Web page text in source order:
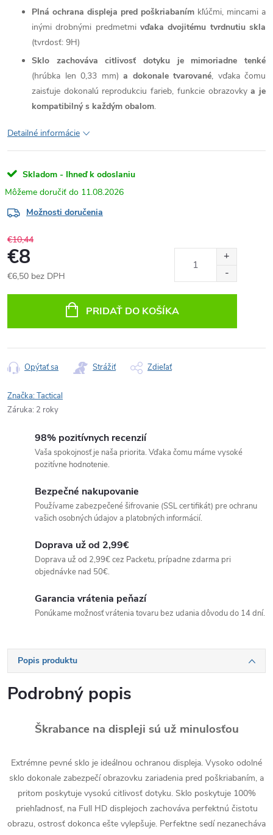
Plná ochrana displeja pred poškriabaním kľúčmi, mincami a
inými drobnými predmetmivďaka dvojitému tvrdnutiu skla
(tvrdosť: 9H)
Sklo zachováva citlivosť dotyku je mimoriadne tenké
(hrúbka len 0,33 mm) a dokonale tvarované, vďaka čomu
zaisťuje dokonalú reprodukciu farieb, funkcie obrazovkya je
kompatibilný s každým obalom.
Detailné informácie
Skladom - Ihneď k odoslaniu
11.08.2026
Možnosti doručenia
€10,44
€8
€6,50 bez DPH
PRIDAŤ DO KOŠÍKA
Opýtať sa Strážiť Zdieľať
Značka:Tactical
Záruka: 2 roky
98% pozitívnych recenzií
Vaša spokojnosť je naša priorita. Vďaka čomu máme vysoké
pozitívne hodnotenie.
Bezpečné nakupovanie
Používame zabezpečené šifrovanie (SSL certifikát) pre ochranu
vašich osobných údajov a platobných informácií.
Doprava už od 2,99€
Doprava už od 2,99€ cez Packetu, prípadne zdarma pri
objednávke nad 50€.
Garancia vrátenia peňazí
Ponúkame možnosť vrátenia tovaru bez udania dôvodu do 14 dní.
Popis produktu
Podrobný popis
Škrabance na displeji sú už minulosťou
Extrémne pevné sklo je ideálnou ochranou displeja. Vysoko odolné
sklo dokonale zabezpečí obrazovku zariadenia pred poškriabaním, a
pritom poskytuje vysokú citlivosť dotyku. Sklo poskytuje 100%
priehľadnosť, na Full HD displejoch zachováva perfektnú čistotu
obrazu, ostrosť dokonca ešte vylepšuje. Perfektne sedí nezanecháva